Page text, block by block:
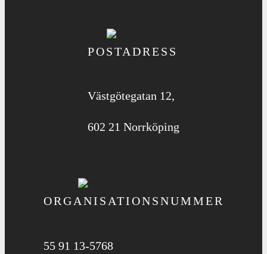
POSTADRESS
Västgötegatan 12,
602 21 Norrköping
ORGANISATIONS­NUMMER
55 91 13-5768